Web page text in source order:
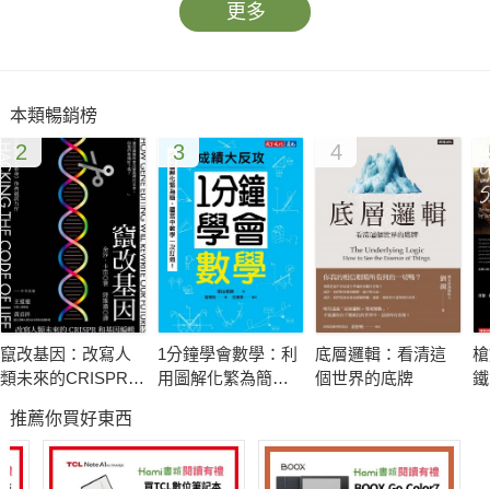
更多
本類暢銷榜
2
竄改基因：改寫人
類未來的CRISPR和
3
1分鐘學會數學：利
用圖解化繁為簡，
(PDF)
4
底層邏輯：看清這
個世界的底牌
推薦你買好東西